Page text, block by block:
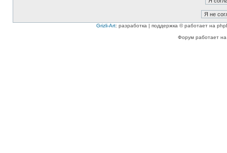
Grizli-Art: разработка | поддержка © работает на
Форум работает